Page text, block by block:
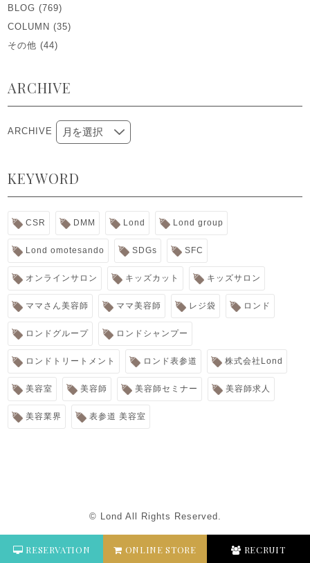
RESERVATION ONLINE STORE RECRUIT
BLOG (769)
COLUMN (35)
その他 (44)
ARCHIVE
ARCHIVE
KEYWORD
CSR DMM Lond Lond group
Lond omotesando SDGs SFC
オンラインサロン キッズカット キッズサロン
ママさん美容師 ママ美容師 レジ袋 ロンド
ロンドグループ ロンドシャンプー
ロンドトリートメント ロンド表参道 株式会社Lond
美容室 美容師 美容師セミナー 美容師求人
美容業界 表参道 美容室
© Lond All Rights Reserved.